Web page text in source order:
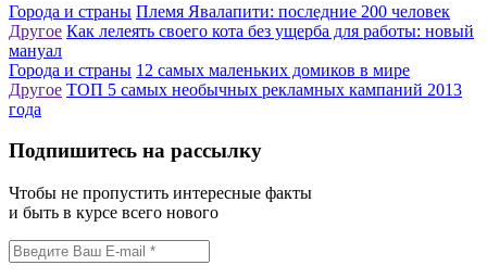
Города и страны Племя Явалапити: последние 200 человек
Другое Как лелеять своего кота без ущерба для работы: новый
мануал
Города и страны 12 cамых маленьких домиков в мире
Другое ТОП 5 самых необычных рекламных кампаний 2013
года
Подпишитесь на рассылку
Чтобы не пропустить интересные факты
и быть в курсе всего нового